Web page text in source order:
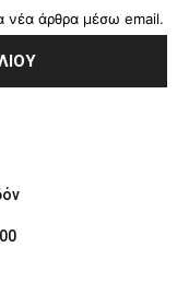
νέα άρθρα μέσω email.